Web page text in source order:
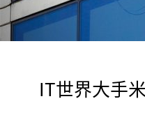
IT世界大手